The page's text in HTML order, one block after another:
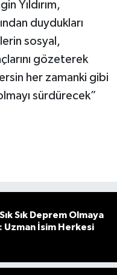
Yıldırım,
duydukları
sosyal,
gözeterek
her zamanki gibi
sürdürecek”
Sık Deprem Olmaya
Uzman İsim Herkesi